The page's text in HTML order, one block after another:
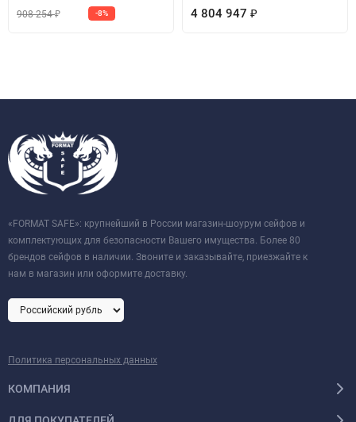
908 254₽ -8% 4 804 947 ₽
«FORMAT SAFE»: крупнейший в России магазин-шоурум сейфов и
комплектующих для безопасности Вашего имущества. Более 80
брендов сейфов в наличии. Звоните и заказывайте, приезжайте к
нам в магазин или оформите доставку.
Политика персональных данных
КОМПАНИЯ